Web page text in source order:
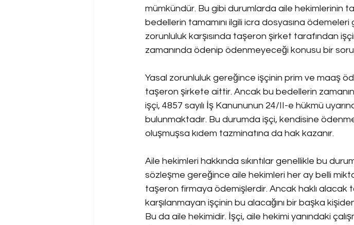
mümkündür. Bu gibi durumlarda aile hekimlerinin
bedellerin tamamını ilgili icra dosyasına
zorunluluk karşısında taşeron şirket tarafından
zamanında ödenip ödenmeyeceği konusu bir
Yasal zorunluluk gereğince işçinin prim ve maaş
taşeron şirkete aittir. Ancak bu bedellerin
işçi, 4857 sayılı İş Kanununun 24/II-e hükmü
bulunmaktadır. Bu durumda işçi, kendisine
oluşmuşsa kıdem tazminatına da hak kazanır.
Aile hekimleri hakkında sıkıntılar genellikle bu
sözleşme gereğince aile hekimleri her ay belli
taşeron firmaya ödemişlerdir. Ancak haklı
karşılanmayan işçinin bu alacağını bir başka
Bu da aile hekimidir. İşçi, aile hekimi yanındaki